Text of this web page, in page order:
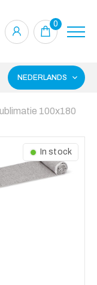
0
NEDERLANDS
100x180
In stock